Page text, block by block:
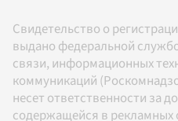
Свидетельство о
выдано федеральной
связи, информационных
коммуникаций
несет ответственности за
содержащейся в рекламных